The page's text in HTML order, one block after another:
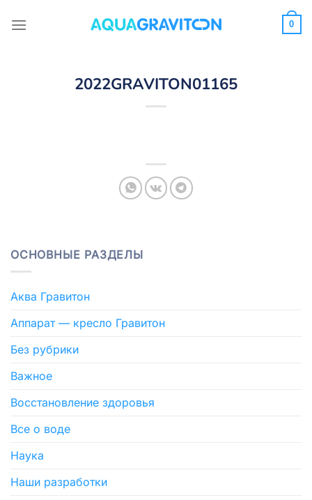
0
2022GRAVITON01165
ОСНОВНЫЕ РАЗДЕЛЫ
Аква Гравитон
Аппарат — кресло Гравитон
Без рубрики
Важное
Восстановление здоровья
Все о воде
Наука
Наши разработки